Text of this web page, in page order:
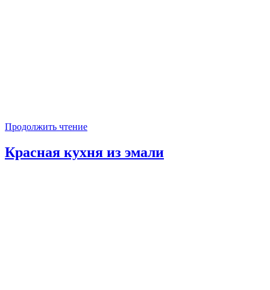
Продолжить чтение
Красная кухня из эмали